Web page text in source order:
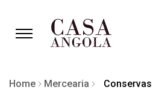
Home Mercearia Conservas